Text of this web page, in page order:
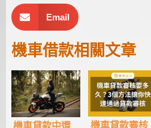
Email
機車借款相關文章
機車貸款中還
機車貸款審核